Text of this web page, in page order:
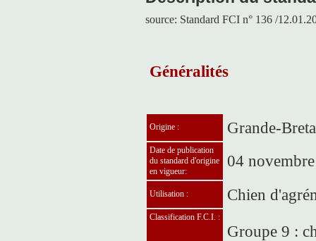
source: Standard FCI n° 136 /
Généralités
Origine : Grande-
Date de publication
du standard d'origine
en vigueur:
04
Utilisation : Chien
Classification F.C.I. :
Groupe 9 :